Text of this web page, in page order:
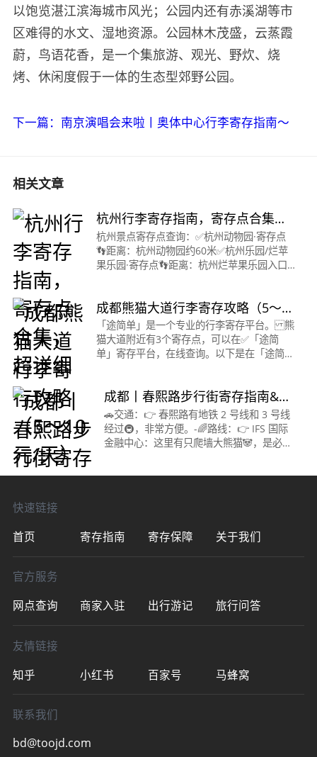
以饱览湛江滨海城市风光；公园内还有赤溪湖等市
区难得的水文、湿地资源。公园林木茂盛，云蒸霞
蔚，鸟语花香，是一个集旅游、观光、野炊、烧
烤、休闲度假于一体的生态型郊野公园。
下一篇：南京演唱会来啦丨奥体中心行李寄存指南～
相关文章
杭州行李寄存指南，寄存点合集，
超详细
杭州景点寄存点查询：✅杭州动物园·寄存点
👣距离：杭州动物园约60米✅杭州乐园/烂苹
果乐园·寄存点👣距离：杭州烂苹果乐园入口
心/
成都熊猫大道行李寄存攻略（5～
10元/天）
「途简单」是一个专业的行李寄存平台。 熊
猫大道附近有3个寄存点，可以在✅「途简
单」寄存平台，在线查询。以下是在「途简
&nbsp;21:00收
成都丨春熙路步行街寄存指南&春
熙路游玩攻略
🚗交通：👉 春熙路有地铁 2 号线和 3 号线
经过🚇，非常方便。-🌈路线：👉 IFS 国际
金融中心：这里有只爬墙大熊猫🐼，是必打
快速链接
首页
寄存指南 寄存保障 关于我们
官方服务
网点查询
商家入驻 出行游记 旅行问答
友情链接
知乎
小红书 百家号 马蜂窝
联系我们
bd@toojd.com